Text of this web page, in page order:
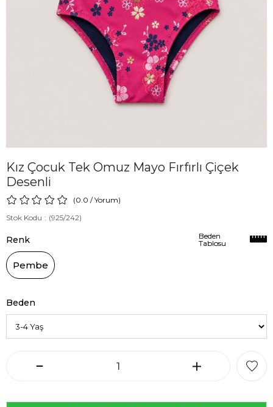
Kız Çocuk Tek Omuz Mayo Fırfırlı Çiçek
Desenli
0.0 /Yorum)
Stok Kodu
(925/242)
Renk
Pembe
Beden
Beden
Tablosu
Beden
Tablosu